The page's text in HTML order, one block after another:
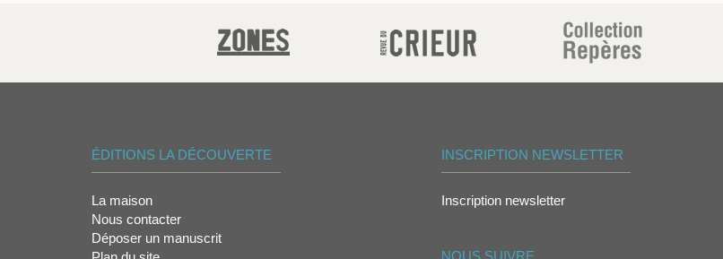
ÉDITIONS LA DÉCOUVERTE
La maison
Nous contacter
Déposer un manuscrit
INSCRIPTION NEWSLETTER
Inscription newsletter
NOUS SUIVRE